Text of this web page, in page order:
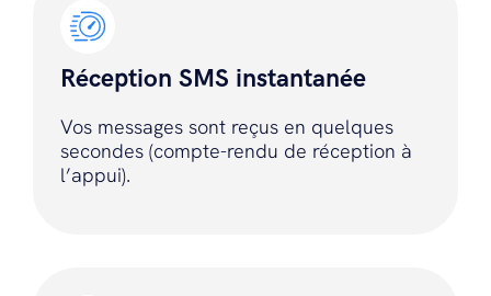
Réception SMS instantanée
Vos messages sont reçus en quelques
secondes (compte-rendu de réception à
l’appui).